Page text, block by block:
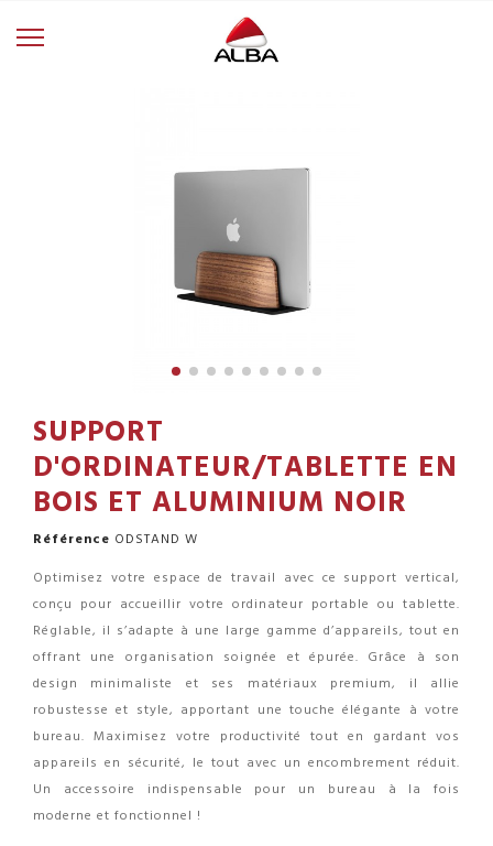
SUPPORT
D'ORDINATEUR/TABLETTE EN
BOIS ET ALUMINIUM NOIR
Référence ODSTAND W
Optimisez votre espace de travail avec ce support vertical,
conçu pour accueillir votre ordinateur portable ou tablette.
Réglable, il s’adapte à une large gamme d’appareils, tout en
offrant une organisation soignée et épurée. Grâce à son
design minimaliste et ses matériaux premium, il allie
robustesse et style, apportant une touche élégante à votre
bureau. Maximisez votre productivité tout en gardant vos
appareils en sécurité, le tout avec un encombrement réduit.
Un accessoire indispensable pour un bureau à la fois
moderne et fonctionnel !